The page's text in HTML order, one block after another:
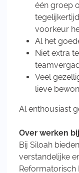
één groep
voorkeur
Al het
Niet extra
Veel
lieve
Al enthousiast
Over werken
Bij Siloah
verstandelijke
Reformatorisch